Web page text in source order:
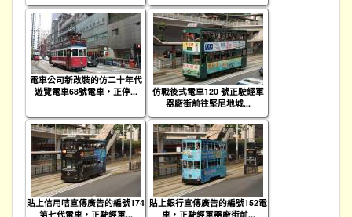
電車公司新改裝的仿二十年代
遊覽電車68號電車，正停...
仿戰後式電車120 號正駛經軍
器廠街前往堅尼地城...
貼上信用咭宣傳廣告的編號174
第七代電車，正駛經軍...
貼上銀行宣傳廣告的編號152電
車，正駛經軍器廠街前...